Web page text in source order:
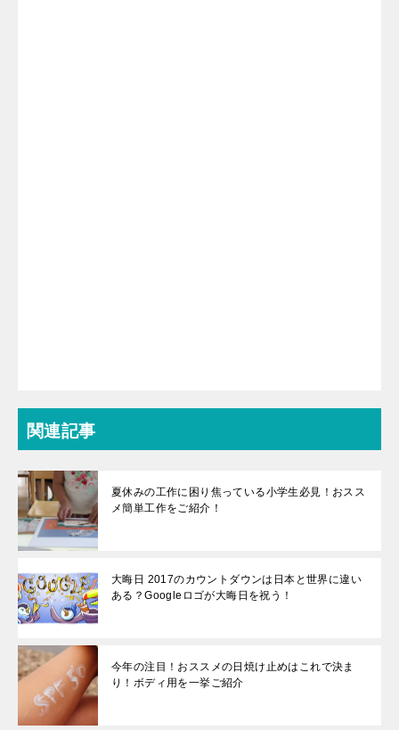
関連記事
夏休みの工作に困り焦っている小学生必見！おスス
メ簡単工作をご紹介！
大晦日 2017のカウントダウンは日本と世界に違い
ある？Googleロゴが大晦日を祝う！
今年の注目！おススメの日焼け止めはこれで決ま
り！ボディ用を一挙ご紹介